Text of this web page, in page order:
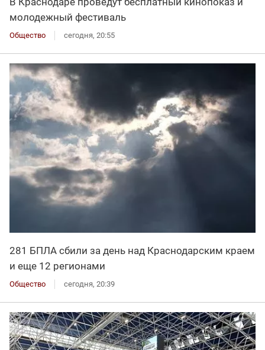
молодежный фестиваль
Общество сегодня, 20:55
281 БПЛА сбили за день над Краснодарским краем
и еще 12 регионами
Общество сегодня, 20:39